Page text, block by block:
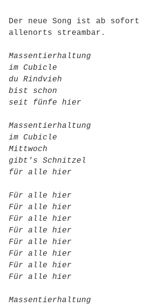
Der neue Song ist ab sofort
allenorts streambar.
Massentierhaltung
im Cubicle
du Rindvieh
bist schon
seit fünfe hier
Massentierhaltung
im Cubicle
Mittwoch
gibt's Schnitzel
für alle hier
Für alle hier
Für alle hier
Für alle hier
Für alle hier
Für alle hier
Für alle hier
Für alle hier
Für alle hier
Massentierhaltung